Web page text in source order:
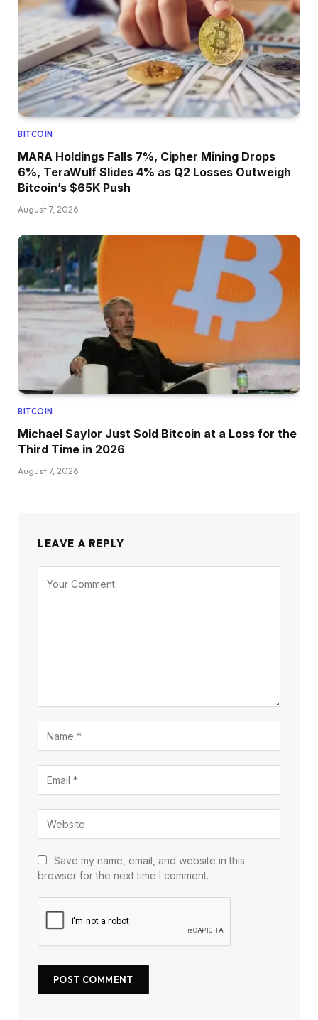
BITCOIN
MARA Holdings Falls 7%, Cipher Mining Drops
6%, TeraWulf Slides 4% as Q2 Losses Outweigh
Bitcoin’s $65K Push
August 7, 2026
BITCOIN
Michael Saylor Just Sold Bitcoin at a Loss for the
Third Time in 2026
August 7, 2026
LEAVE A REPLY
Save my name, email, and website in this
browser for the next time I comment.